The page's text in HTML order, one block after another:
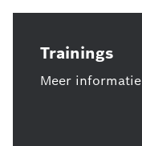
Trainings
Meer informatie